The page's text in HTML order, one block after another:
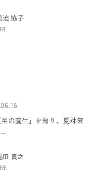
迫 協子
至の養生」を知り、夏対策
田 貴之